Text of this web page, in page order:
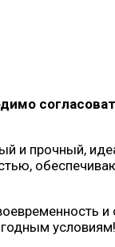
и прочный,
и
условиям!